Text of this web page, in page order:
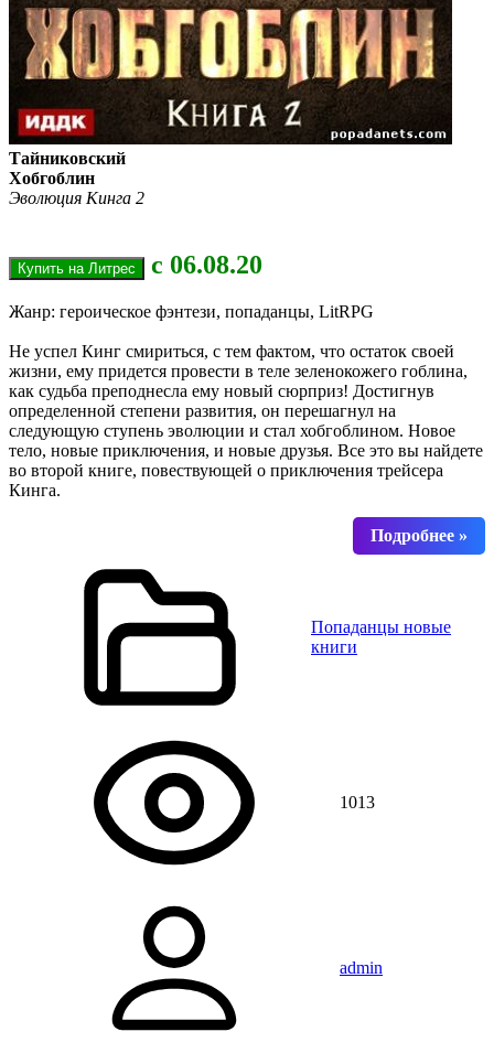
Тайниковский
Хобгоблин
Эволюция Кинга 2
с 06.08.20
Жанр: героическое фэнтези, попаданцы, LitRPG
Не успел Кинг смириться, с тем фактом, что остаток своей
жизни, ему придется провести в теле зеленокожего гоблина,
как судьба преподнесла ему новый сюрприз! Достигнув
определенной степени развития, он перешагнул на
следующую ступень эволюции и стал хобгоблином. Новое
тело, новые приключения, и новые друзья. Все это вы найдете
во второй книге, повествующей о приключения трейсера
Кинга.
Попаданцы новые
книги
1013
admin